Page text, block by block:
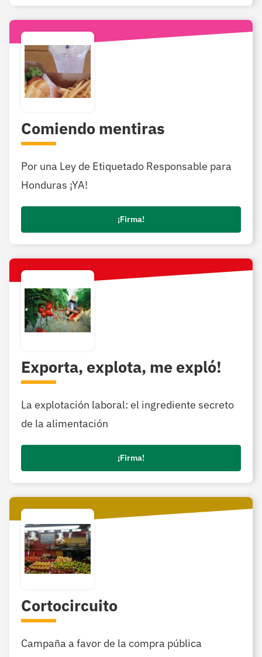
Comiendo mentiras
Por una Ley de Etiquetado Responsable para
Honduras ¡YA!
¡Firma!
Exporta, explota, me expló!
La explotación laboral: el ingrediente secreto
de la alimentación
¡Firma!
Cortocircuito
Campaña a favor de la compra pública